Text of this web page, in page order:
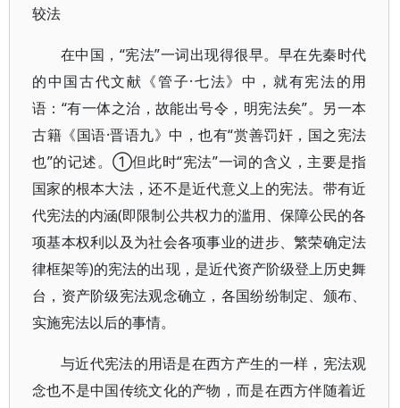
较法
在中国，“宪法”一词出现得很早。早在先秦时代
的中国古代文献《管子·七法》中，就有宪法的用
语：“有一体之治，故能出号令，明宪法矣”。另一本
古籍《国语·晋语九》中，也有“赏善罚奸，国之宪法
也”的记述。①但此时“宪法”一词的含义，主要是指
国家的根本大法，还不是近代意义上的宪法。带有近
代宪法的内涵(即限制公共权力的滥用、保障公民的各
项基本权利以及为社会各项事业的进步、繁荣确定法
律框架等)的宪法的出现，是近代资产阶级登上历史舞
台，资产阶级宪法观念确立，各国纷纷制定、颁布、
实施宪法以后的事情。
与近代宪法的用语是在西方产生的一样，宪法观
念也不是中国传统文化的产物，而是在西方伴随着近